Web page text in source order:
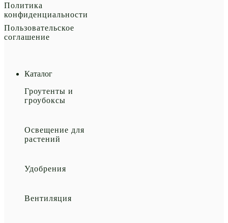
Политика
конфиденциальности
Пользовательское
соглашение
Каталог
Гроутенты и
гроубоксы
Освещение для
растений
Удобрения
Вентиляция